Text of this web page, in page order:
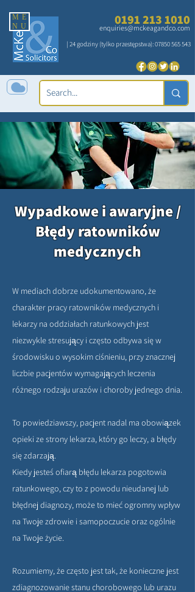
ME
NU
0191 213 1010
enquiries@mckeagandco.com
| 24 godziny (tylko przestępstwa):07850 565 543
Wypadkowe i awaryjne /
Błędy ratowników
medycznych
W mediach dobrze udokumentowano, że
charakter pracy ratowników medycznych i
lekarzy na oddziałach ratunkowych jest
niezwykle stresujący i często odbywa się w
środowisku o wysokim ciśnieniu, przy znacznej
liczbie pacjentów wymagających leczenia
różnego rodzaju urazów i choroby jednego dnia.
To powiedziawszy, pacjent nadal ma obowiązek
opieki ze strony lekarza, który go leczy, a błędy
się zdarzają.
Kiedy jesteś ofiarą błędu lekarza pogotowia
ratunkowego, czy to z powodu nieudanej lub
błędnej diagnozy, może to mieć ogromny wpływ
na Twoje zdrowie i samopoczucie oraz ogólnie
na Twoje życie.
Rozumiemy, że często jest tak, że konieczne jest
zdiagnozowanie stanu chorobowego lub urazu